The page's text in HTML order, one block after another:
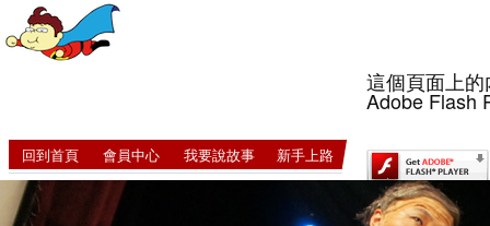
這個頁面上
Adobe Flash
回到首頁 會員中心 我要說故事 新手上路